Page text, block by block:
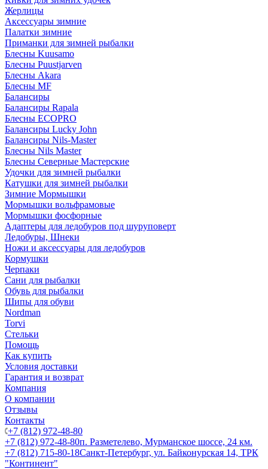
Жерлицы
Аксессуары зимние
Палатки зимние
Приманки для зимней рыбалки
Блесны Kuusamo
Блесны Puustjarven
Блесны Akara
Блесны MF
Балансиры
Балансиры Rapala
Блесны ECOPRO
Балансиры Lucky John
Балансиры Nils-Master
Блесны Nils Master
Блесны Северные Мастерские
Удочки для зимней рыбалки
Катушки для зимней рыбалки
Зимние Мормышки
Мормышки вольфрамовые
Мормышки фосфорные
Адаптеры для ледобуров под шуруповерт
Ледобуры, Шнеки
Ножи и аксессуары для ледобуров
Кормушки
Черпаки
Сани для рыбалки
Обувь для рыбалки
Шипы для обуви
Nordman
Torvi
Стельки
Помощь
Как купить
Условия доставки
Гарантия и возврат
Компания
О компании
Отзывы
Контакты
+7 (812) 972-48-80
+7 (812) 972-48-80п. Разметелево, Мурманское шоссе, 24 км.
+7 (812) 715-80-18Санкт-Петербург, ул. Байконурская 14, ТРК
"Континент"